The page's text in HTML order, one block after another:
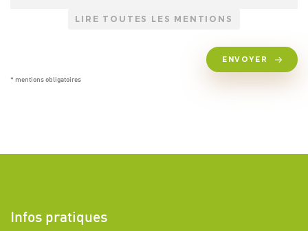
LIRE TOUTES LES MENTIONS
ENVOYER
* mentions obligatoires
Infos pratiques